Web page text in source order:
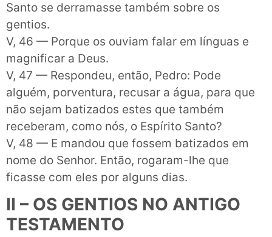
Santo se derramasse também sobre os
gentios.
V, 46 — Porque os ouviam falar em línguas e
magnificar a Deus.
V, 47 — Respondeu, então, Pedro: Pode
alguém, porventura, recusar a água, para que
não sejam batizados estes que também
receberam, como nós, o Espírito Santo?
V, 48 — E mandou que fossem batizados em
nome do Senhor. Então, rogaram-lhe que
ficasse com eles por alguns dias.
II – OS GENTIOS NO ANTIGO
TESTAMENTO